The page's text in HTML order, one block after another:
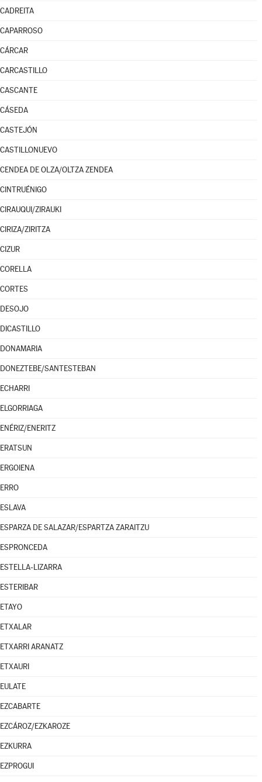
CADREITA
CAPARROSO
CÁRCAR
CARCASTILLO
CASCANTE
CÁSEDA
CASTEJÓN
CASTILLONUEVO
CENDEA DE OLZA/OLTZA ZENDEA
CINTRUÉNIGO
CIRAUQUI/ZIRAUKI
CIRIZA/ZIRITZA
CIZUR
CORELLA
CORTES
DESOJO
DICASTILLO
DONAMARIA
DONEZTEBE/SANTESTEBAN
ECHARRI
ELGORRIAGA
ENÉRIZ/ENERITZ
ERATSUN
ERGOIENA
ERRO
ESLAVA
ESPARZA DE SALAZAR/ESPARTZA ZARAITZU
ESPRONCEDA
ESTELLA-LIZARRA
ESTERIBAR
ETAYO
ETXALAR
ETXARRI ARANATZ
ETXAURI
EULATE
EZCABARTE
EZCÁROZ/EZKAROZE
EZKURRA
EZPROGUI